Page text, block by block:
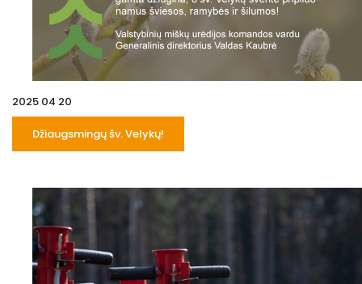
2025 04 20
Džiaugsmingų šv. Velykų!